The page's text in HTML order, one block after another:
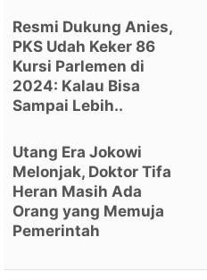
Resmi Dukung Anies,
PKS Udah Keker 86
Kursi Parlemen di
2024: Kalau Bisa
Sampai Lebih..
Utang Era Jokowi
Melonjak, Doktor Tifa
Heran Masih Ada
Orang yang Memuja
Pemerintah